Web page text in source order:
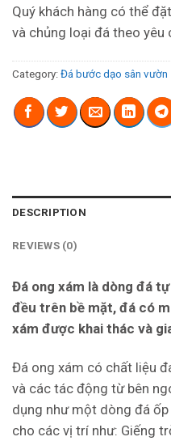
Quý khách hàng có thể
và chủng loại đá theo yêu
Category: Đá bước dạo sân vườn
DESCRIPTION
REVIEWS (0)
Đá ong xám là dòng đá
đều trên bề mặt, đá có
xám được khai thác và
Đá ong xám có chất liệu
và các tác động từ bên
dụng như một dòng đá
cho các vị trí như: Giếng